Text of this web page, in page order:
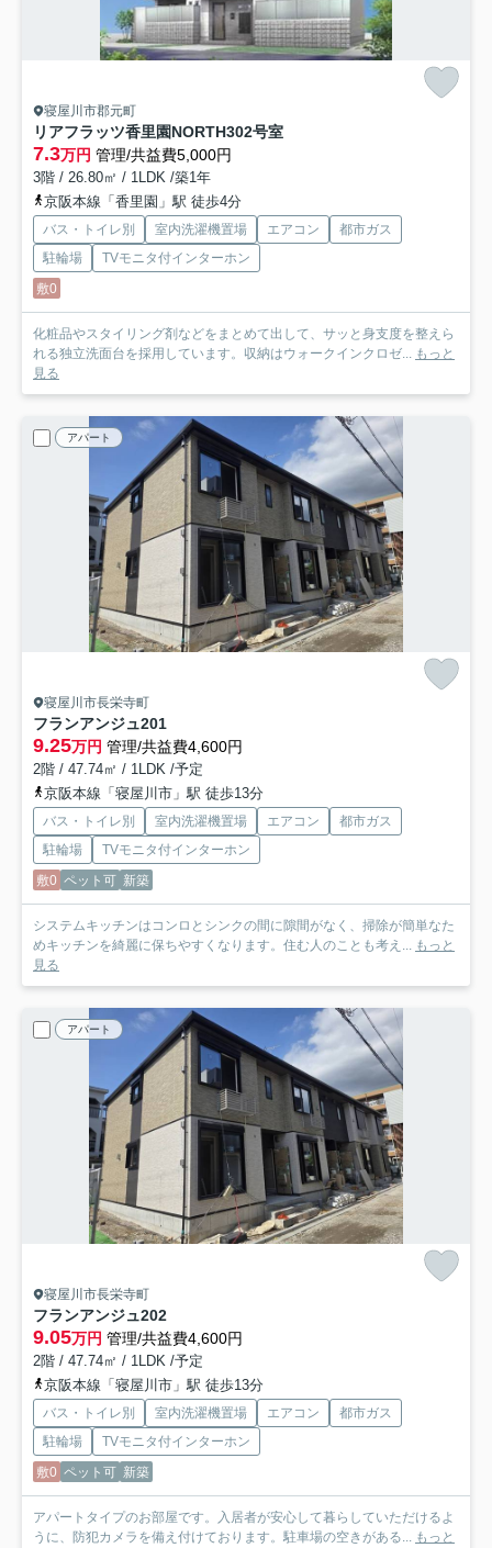
寝屋川市郡元町
リアフラッツ香里園NORTH302号室
7.3万円 管理/共益費5,000円
3階 / 26.80㎡ / 1LDK /築1年
京阪本線「香里園」駅 徒歩4分
バス・トイレ別 室内洗濯機置場 エアコン
都市ガス
駐輪場
TVモニタ付インターホン
敷0
化粧品やスタイリング剤などをまとめて出して、サッと身支度を整えら
れる独立洗面台を採用しています。収納はウォークインクロゼ... もっと
見る
アパート
寝屋川市長栄寺町
フランアンジュ201
9.25万円 管理/共益費4,600円
2階 / 47.74㎡ / 1LDK /予定
京阪本線「寝屋川市」駅 徒歩13分
バス・トイレ別 室内洗濯機置場 エアコン
都市ガス
駐輪場
TVモニタ付インターホン
敷0 ペット可 新築
システムキッチンはコンロとシンクの間に隙間がなく、掃除が簡単なた
めキッチンを綺麗に保ちやすくなります。住む人のことも考え... もっと
見る
アパート
寝屋川市長栄寺町
フランアンジュ202
9.05万円 管理/共益費4,600円
2階 / 47.74㎡ / 1LDK /予定
京阪本線「寝屋川市」駅 徒歩13分
バス・トイレ別 室内洗濯機置場 エアコン
都市ガス
駐輪場
TVモニタ付インターホン
敷0 ペット可 新築
アパートタイプのお部屋です。入居者が安心して暮らしていただけるよ
うに、防犯カメラを備え付けております。駐車場の空きがある... もっと